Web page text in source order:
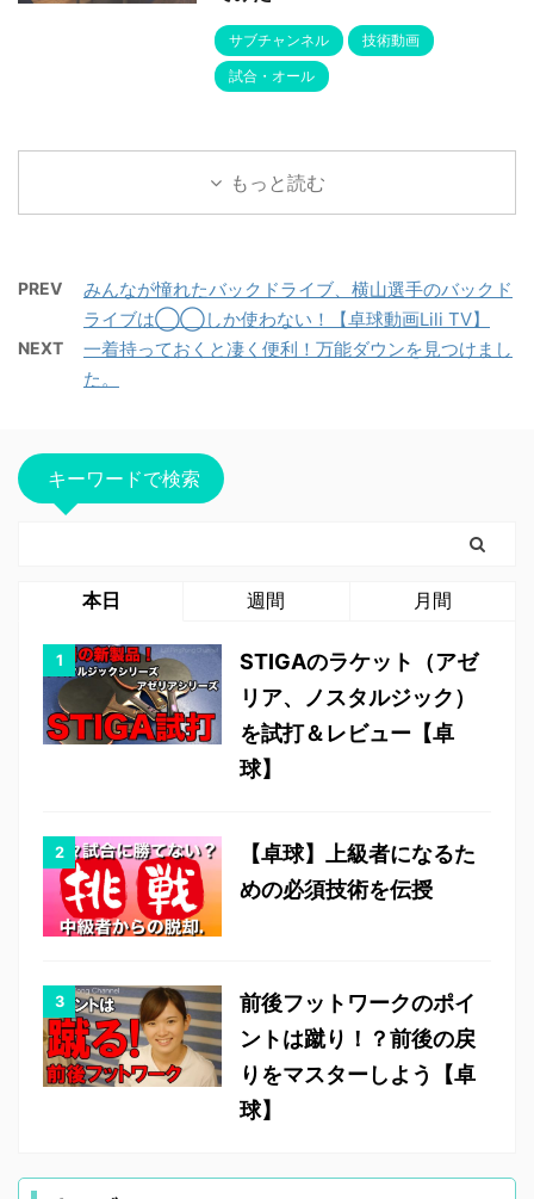
サブチャンネル
技術動画
試合・オール
もっと読む
PREV
みんなが憧れたバックドライブ、横山選手のバックド
ライブは◯◯しか使わない！【卓球動画Lili TV】
NEXT
一着持っておくと凄く便利！万能ダウンを見つけまし
た。
キーワードで検索
本日 週間 月間
STIGAのラケット（アゼ
リア、ノスタルジック）
を試打＆レビュー【卓
球】
【卓球】上級者になるた
めの必須技術を伝授
前後フットワークのポイ
ントは蹴り！？前後の戻
りをマスターしよう【卓
球】